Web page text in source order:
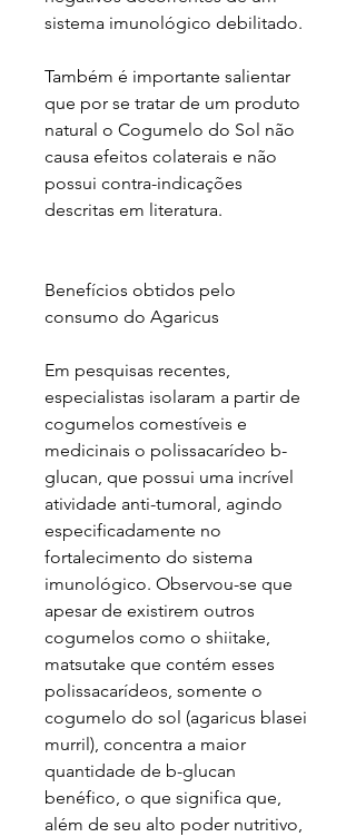
sistema imunológico debilitado.
Também é importante salientar
que por se tratar de um produto
natural o Cogumelo do Sol não
causa efeitos colaterais e não
possui contra-indicações
descritas em literatura.
Benefícios obtidos pelo
consumo do Agaricus
Em pesquisas recentes,
especialistas isolaram a partir de
cogumelos comestíveis e
medicinais o polissacarídeo b-
glucan, que possui uma incrível
atividade anti-tumoral, agindo
especificadamente no
fortalecimento do sistema
imunológico. Observou-se que
apesar de existirem outros
cogumelos como o shiitake,
matsutake que contém esses
polissacarídeos, somente o
cogumelo do sol (agaricus blasei
murril), concentra a maior
quantidade de b-glucan
benéfico, o que significa que,
além de seu alto poder nutritivo,